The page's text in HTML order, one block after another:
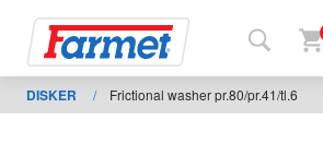
DISKER / Frictional washer pr.80/pr.41/tl.6